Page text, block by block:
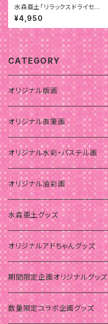
水森亜土「リラックスドライセット
アップ」
¥4,950
CATEGORY
オリジナル版画
オリジナル直筆画
オリジナル水彩・パステル画
オリジナル油彩画
水森亜土グッズ
オリジナルアドちゃんグッズ
期間限定企画オリジナルグッズ
数量限定コラボ企画グッズ